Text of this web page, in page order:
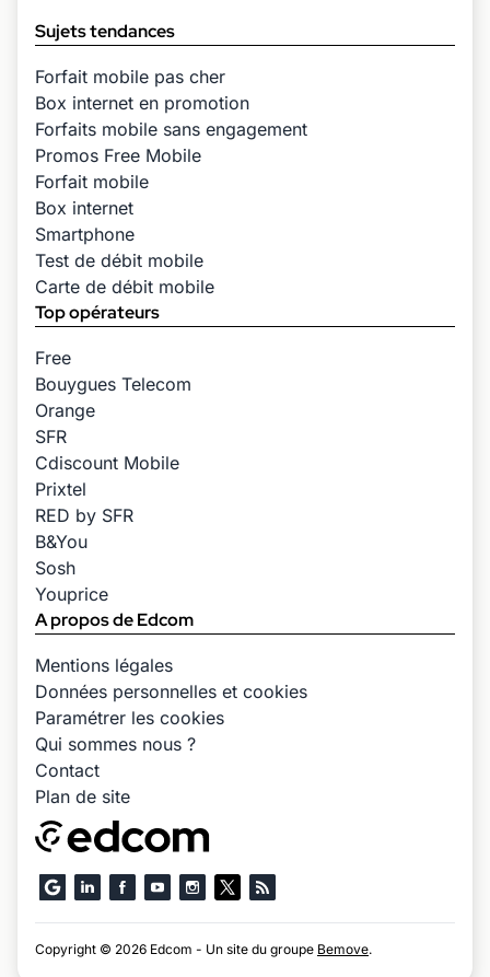
Sujets tendances
Forfait mobile pas cher
Box internet en promotion
Forfaits mobile sans engagement
Promos Free Mobile
Forfait mobile
Box internet
Smartphone
Test de débit mobile
Carte de débit mobile
Top opérateurs
Free
Bouygues Telecom
Orange
SFR
Cdiscount Mobile
Prixtel
RED by SFR
B&You
Sosh
Youprice
A propos de Edcom
Mentions légales
Données personnelles et cookies
Paramétrer les cookies
Qui sommes nous ?
Contact
Plan de site
Copyright © 2026 Edcom - Un site du groupe Bemove.